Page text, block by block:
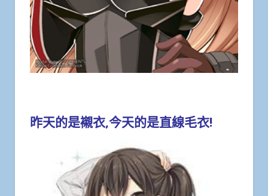
昨天的是襯衣,今天的是直線毛衣!